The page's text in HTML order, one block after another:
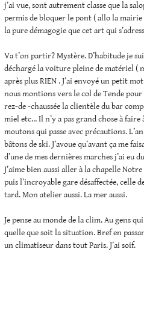
j’ai vue, sont autrement classe que la
permis de bloquer le pont ( allo la
la pure démagogie que cet art qui
Va t’on partir? Mystère. D’habitude je
déchargé la voiture pleine de matériel (
après plus RIEN . J’ai envoyé un petit
nous montions vers le col de Tende
rez-de -chaussée la clientèle du bar
miel etc… Il n’y a pas grand chose à
moutons qui passe avec précautions.
bâtons de ski. J’avoue qu’avant ça me
d’une de mes dernières marches j’ai eu
J’aime bien aussi aller à la chapelle
puis l’incroyable gare désaffectée, celle
tard. Mon atelier aussi. La mer aussi.
Je pense au monde de la clim. Au gens
quelle que soit la situation. Bref en
un climatiseur dans tout Paris. J’ai soif.